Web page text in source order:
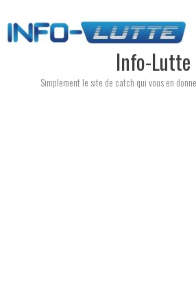
to
content
Info-Lutte
Simplement le site de catch qui vous en